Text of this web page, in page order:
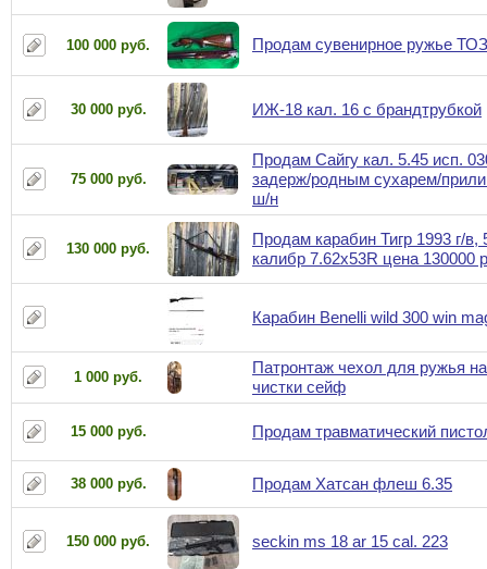
100 000 руб. Продам сувенирное ружье
30 000 руб. ИЖ-18 кал. 16 с брандтрубкой
75 000 руб.
Продам Сайгу кал. 5.45 исп.
задерж/родным сухарем/
ш/н
130 000 руб.
Продам карабин Тигр 1993 г/в,
калибр 7.62x53R цена 130000
Карабин Benelli wild 300 win
1 000 руб.
Патронтаж чехол для ружья
чистки сейф
15 000 руб. Продам травматический
38 000 руб. Продам Хатсан флеш 6.35
150 000 руб. seckin ms 18 ar 15 cal. 223